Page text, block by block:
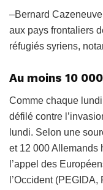
–Bernard Cazeneuve
aux pays frontaliers
réfugiés syriens,
Au moins 10
Comme chaque
défilé contre
lundi. Selon une
et 12 000 Allemands
l’appel des
l’Occident